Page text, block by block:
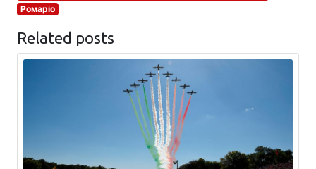
Ромаріо
Related posts